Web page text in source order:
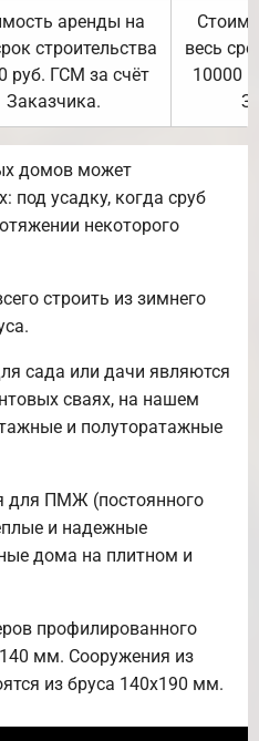
аренды на
строительства
руб. ГСМ за счёт
Заказчика.
весь
10000
домов может
под усадку, когда сруб
некоторого
строить из зимнего
сада или дачи являются
сваях, на нашем
и полуторатажные
для ПМЖ (постоянного
и надежные
дома на плитном и
профилированного
мм. Сооружения из
из бруса 140х190 мм.